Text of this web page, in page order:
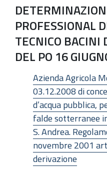
PROFESSIONAL
TECNICO BACINI
DEL PO 16
Azienda Agricola
03.12.2008 di
d’acqua pubblica,
falde sotterranee
S. Andrea.
novembre 2001
derivazione